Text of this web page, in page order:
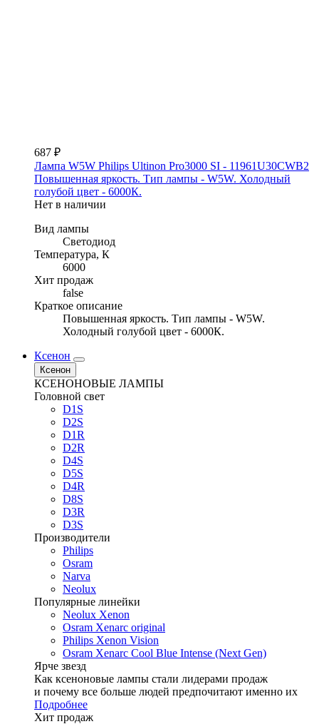
687 ₽
Лампа W5W Philips Ultinon Pro3000 SI - 11961U30CWB2
Повышенная яркость. Тип лампы - W5W. Холодный
голубой цвет - 6000К.
Нет в наличии
Вид лампы
Светодиод
Температура, К
6000
Хит продаж
false
Краткое описание
Повышенная яркость. Тип лампы - W5W.
Холодный голубой цвет - 6000К.
Ксенон
Ксенон
КСЕНОНОВЫЕ ЛАМПЫ
Головной свет
D1S
D2S
D1R
D2R
D4S
D5S
D4R
D8S
D3R
D3S
Производители
Philips
Osram
Narva
Neolux
Популярные линейки
Neolux Xenon
Osram Xenarc original
Philips Xenon Vision
Osram Xenarc Cool Blue Intense (Next Gen)
Ярче звезд
Как ксеноновые лампы стали лидерами продаж
и почему все больше людей предпочитают именно их
Подробнее
Хит продаж